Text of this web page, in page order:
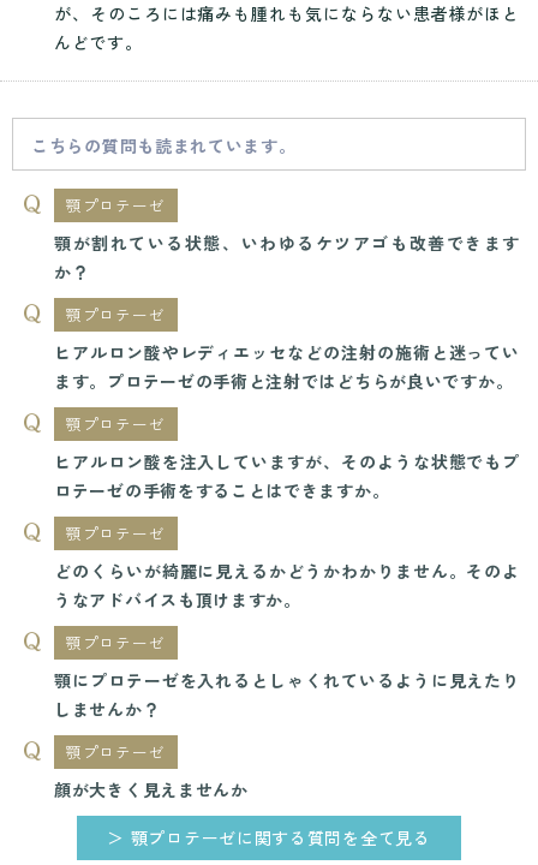
が、そのころには痛みも腫れも気にならない患者様がほと
んどです。
こちらの質問も読まれています。
顎プロテーゼ
顎が割れている状態、いわゆるケツアゴも改善できます
か？
顎プロテーゼ
ヒアルロン酸やレディエッセなどの注射の施術と迷ってい
ます。プロテーゼの手術と注射ではどちらが良いですか。
顎プロテーゼ
ヒアルロン酸を注入していますが、そのような状態でもプ
ロテーゼの手術をすることはできますか。
顎プロテーゼ
どのくらいが綺麗に見えるかどうかわかりません。そのよ
うなアドバイスも頂けますか。
顎プロテーゼ
顎にプロテーゼを入れるとしゃくれているように見えたり
しませんか？
顎プロテーゼ
顔が大きく見えませんか
＞ 顎プロテーゼに関する質問を全て見る